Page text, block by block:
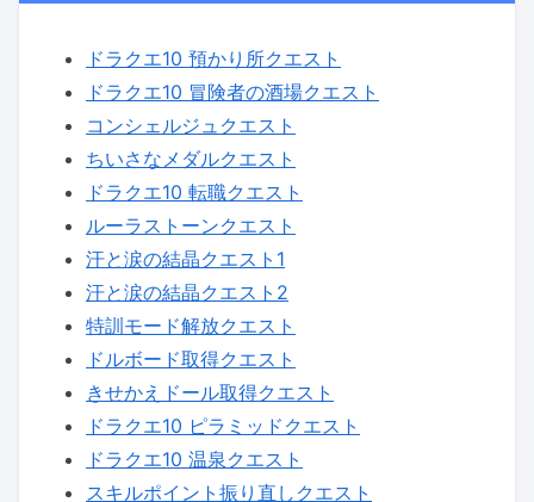
ドラクエ10 預かり所クエスト
ドラクエ10 冒険者の酒場クエスト
コンシェルジュクエスト
ちいさなメダルクエスト
ドラクエ10 転職クエスト
ルーラストーンクエスト
汗と涙の結晶クエスト1
汗と涙の結晶クエスト2
特訓モード解放クエスト
ドルボード取得クエスト
きせかえドール取得クエスト
ドラクエ10 ピラミッドクエスト
ドラクエ10 温泉クエスト
スキルポイント振り直しクエスト